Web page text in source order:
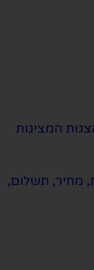
המציגות
מחיר, תשלום,